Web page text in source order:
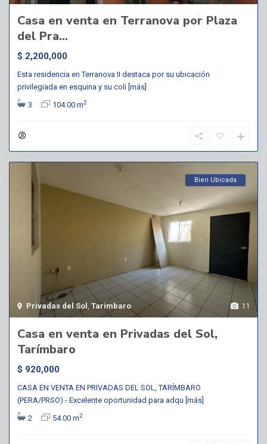
Casa en venta en Terranova por Plaza
del Pra...
$ 2,200,000
Esta residencia en Terranova II destaca por su ubicación
privilegiada en esquina y su coli [más]
3
104.00 m2
11
Privadas del Sol Tarimbaro
Bien Ubicada
Casa en venta en Privadas del Sol,
Tarímbaro
$ 920,000
CASA EN VENTA EN PRIVADAS DEL SOL, TARÍMBARO
(PERA/PRSO).- Excelente oportunidad para adqu [más]
2
54.00 m2